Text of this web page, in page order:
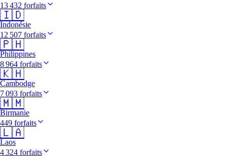
13 432 forfaits
🇮🇩
Indonésie
12 507 forfaits
🇵🇭
Philippines
8 964 forfaits
🇰🇭
Cambodge
7 093 forfaits
🇲🇲
Birmanie
449 forfaits
🇱🇦
Laos
4 324 forfaits